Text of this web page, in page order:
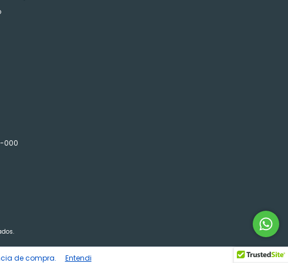
de compra. Entendi
000